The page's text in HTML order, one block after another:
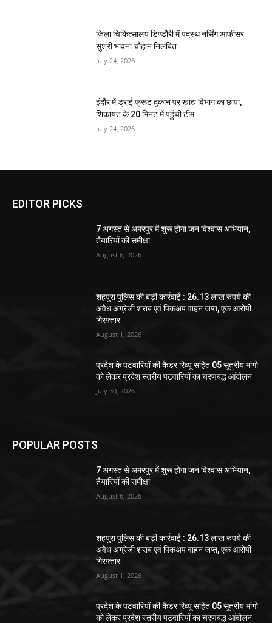
जिला चिकित्सालय डिण्डौरी में पदस्थ नर्सिंग आफीसर
सुश्री भावना चौहान निलंबित
July 24, 2026
इंदौर में ड्राई फ्रूट दुकान पर खाद्य विभाग का छापा,
शिकायत के 20 मिनट में पहुंची टीम
July 24, 2026
EDITOR PICKS
7 अगस्त से अमरपुर में शुरू होगा जन विश्वास अभियान,
तैयारियों की समीक्षा
August 6, 2026
शहपुरा पुलिस की बड़ी कार्रवाई : 26.13 लाख रुपये की
अवैध अंग्रेजी शराब एवं पिकअप वाहन जप्त, एक आरोपी
गिरफ्तार
August 1, 2026
प्रदेश के पटवारियों की कैडर रिव्यू सहित 05 सूत्रीय मांगो
को लेकर प्रदेश स्तरीय पटवारियों का चरणबद्ध आंदोलन
July 30, 2026
POPULAR POSTS
7 अगस्त से अमरपुर में शुरू होगा जन विश्वास अभियान,
तैयारियों की समीक्षा
August 6, 2026
शहपुरा पुलिस की बड़ी कार्रवाई : 26.13 लाख रुपये की
अवैध अंग्रेजी शराब एवं पिकअप वाहन जप्त, एक आरोपी
गिरफ्तार
August 1, 2026
प्रदेश के पटवारियों की कैडर रिव्यू सहित 05 सूत्रीय मांगो
को लेकर प्रदेश स्तरीय पटवारियों का चरणबद्ध आंदोलन